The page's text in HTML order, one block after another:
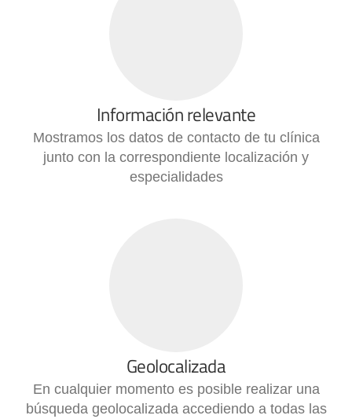
Información relevante
Mostramos los datos de contacto de tu clínica
junto con la correspondiente localización y
especialidades
Geolocalizada
En cualquier momento es posible realizar una
búsqueda geolocalizada accediendo a todas las